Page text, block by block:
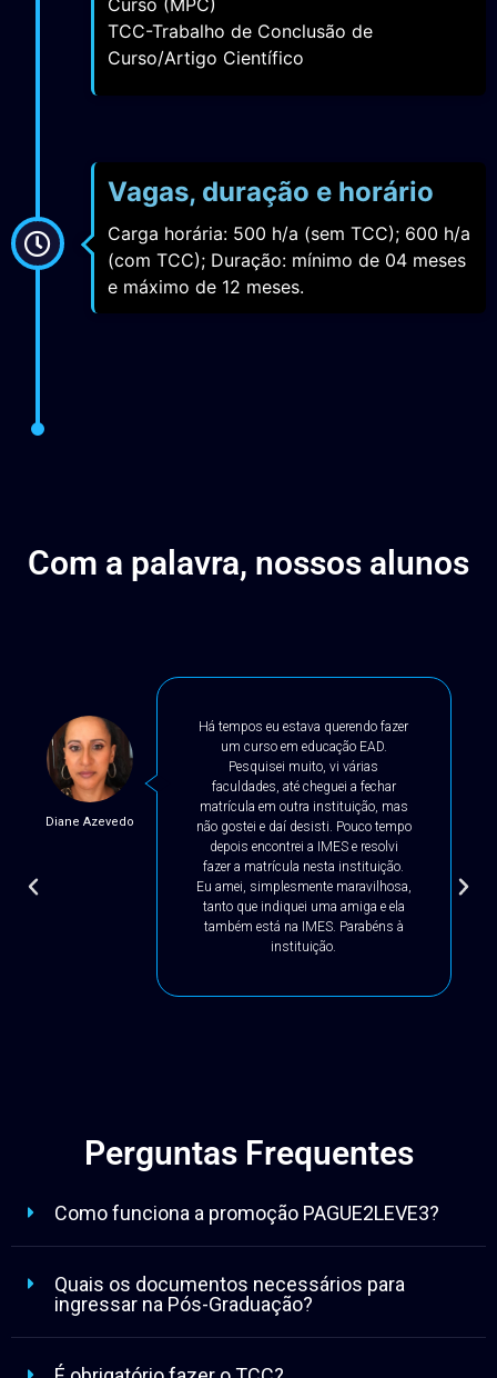
TCC-Trabalho de Conclusão de
Curso/Artigo Científico
Vagas, duração e horário
(com TCC); Duração: mínimo de 04 meses
e máximo de 12 meses.
Com a palavra, nossos alunos
um curso em educação EAD.
Pesquisei muito, vi várias
faculdades, até cheguei a fechar
matrícula em outra instituição, mas
não gostei e daí desisti. Pouco tempo
depois encontrei a IMES e resolvi
fazer a matrícula nesta instituição.
Eu amei, simplesmente maravilhosa,
tanto que indiquei uma amiga e ela
também está na IMES. Parabéns à
instituição.
Diane Azevedo
Perguntas Frequentes
Como funciona a promoção PAGUE2LEVE3?
Quais os documentos necessários para
ingressar na Pós-Graduação?
É obrigatório fazer o TCC?